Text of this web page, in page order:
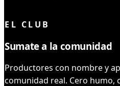
EL CLUB
Sumate a la comunidad
Productores con nombre y
comunidad real. Cero humo,